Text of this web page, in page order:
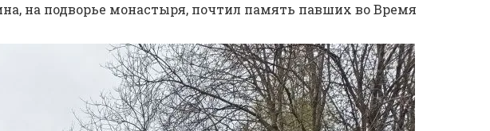
на подворье монастыря, почтил память павших во Время